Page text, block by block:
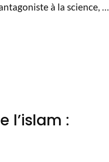
à la science, …
l’islam :